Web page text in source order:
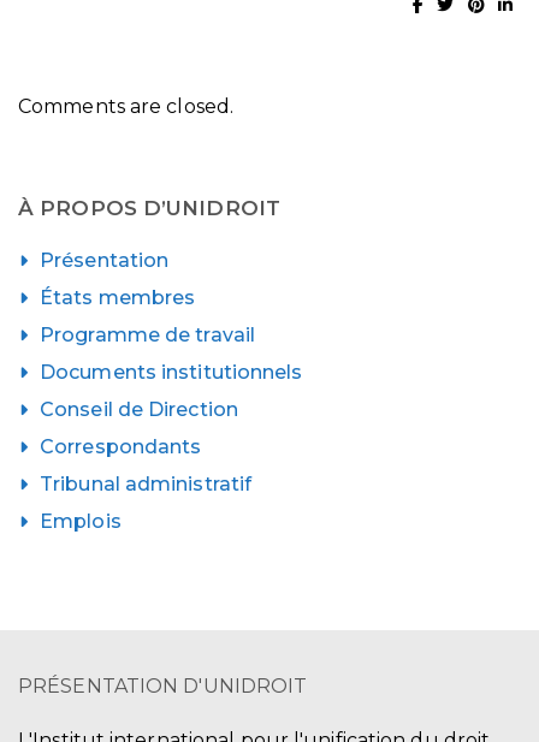
Comments are closed.
À PROPOS D’UNIDROIT
Présentation
États membres
Programme de travail
Documents institutionnels
Conseil de Direction
Correspondants
Tribunal administratif
Emplois
PRÉSENTATION D'UNIDROIT